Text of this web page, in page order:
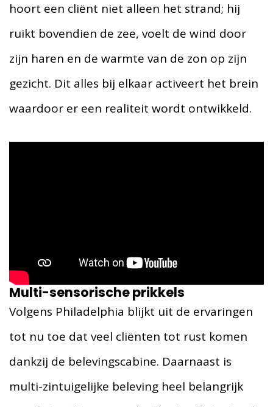
hoort een cliënt niet alleen het strand; hij
ruikt bovendien de zee, voelt de wind door
zijn haren en de warmte van de zon op zijn
gezicht. Dit alles bij elkaar activeert het brein
waardoor er een realiteit wordt ontwikkeld.
Multi-sensorische prikkels
Volgens Philadelphia blijkt uit de ervaringen
tot nu toe dat veel cliënten tot rust komen
dankzij de belevingscabine. Daarnaast is
multi-zintuigelijke beleving heel belangrijk